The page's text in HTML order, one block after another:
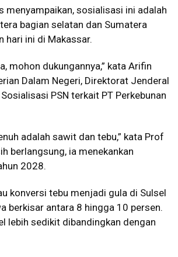
menyampaikan, sosialisasi ini adalah
bagian selatan dan Sumatera
hari ini di Makassar.
mohon dukungannya,” kata Arifin
Dalam Negeri, Direktorat Jenderal
PSN terkait PT Perkebunan
adalah sawit dan tebu,” kata Prof
berlangsung, ia menekankan
2028.
konversi tebu menjadi gula di Sulsel
berkisar antara 8 hingga 10 persen.
lebih sedikit dibandingkan dengan